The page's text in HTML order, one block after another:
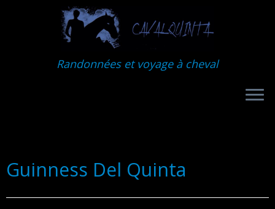
Randonnées et voyage à cheval
Guinness Del Quinta